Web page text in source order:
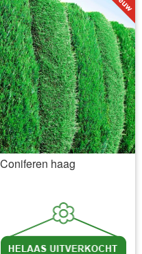
Coniferen haag